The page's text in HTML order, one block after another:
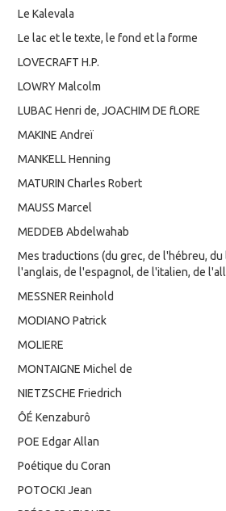
Le Kalevala
Le lac et le texte, le fond et la forme
LOVECRAFT H.P.
LOWRY Malcolm
LUBAC Henri de, JOACHIM DE fLORE
MAKINE Andreï
MANKELL Henning
MATURIN Charles Robert
MAUSS Marcel
MEDDEB Abdelwahab
Mes traductions (du grec, de l'hébreu, du
l'anglais, de l'espagnol, de l'italien, de
MESSNER Reinhold
MODIANO Patrick
MOLIERE
MONTAIGNE Michel de
NIETZSCHE Friedrich
ÔÉ Kenzaburô
POE Edgar Allan
Poétique du Coran
POTOCKI Jean